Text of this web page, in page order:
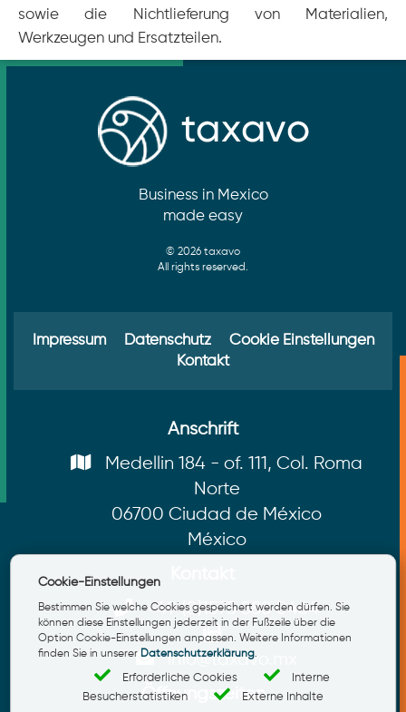
sowie die Nichtlieferung von Materialien,
Werkzeugen und Ersatzteilen.
Business in Mexico
made easy
© 2026 taxavo
All rights reserved.
Impressum Datenschutz
Cookie Einstellungen
Kontakt
Anschrift
Medellin 184 - of. 111, Col. Roma
Norte
06700 Ciudad de México
México
+49 (0)1575 888 0464
info@taxavo.mx
Öffnungszeiten
Cookie-Einstellungen
Bestimmen Sie welche Cookies gespeichert werden dürfen. Sie
können diese Einstellungen jederzeit in der Fußzeile über die
Option Cookie-Einstellungen anpassen. Weitere Informationen
finden Sie in unserer Datenschutzerklärung.
Erforderliche Cookies
Interne
Besucherstatistiken
Externe Inhalte